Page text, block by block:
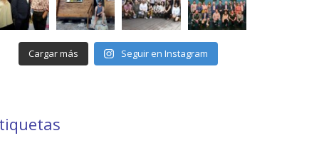
Cargar más Seguir en Instagram